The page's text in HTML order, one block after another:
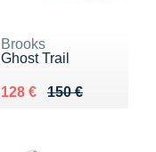
Brooks
Ghost Trail
150 €
Au lieu de 150 €
128 €
Vendu 128 €